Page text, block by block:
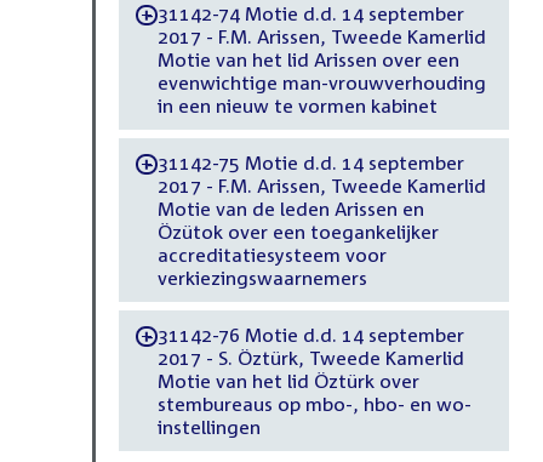
-31142-74 Motie d.d. 14 september
2017 - F.M. Arissen, Tweede Kamerlid
Motie van het lid Arissen over een
evenwichtige man-vrouwverhouding
in een nieuw te vormen kabinet
-31142-75 Motie d.d. 14 september
2017 - F.M. Arissen, Tweede Kamerlid
Motie van de leden Arissen en
Özütok over een toegankelijker
accreditatiesysteem voor
verkiezingswaarnemers
-31142-76 Motie d.d. 14 september
2017 - S. Öztürk, Tweede Kamerlid
Motie van het lid Öztürk over
stembureaus op mbo-, hbo- en wo-
instellingen